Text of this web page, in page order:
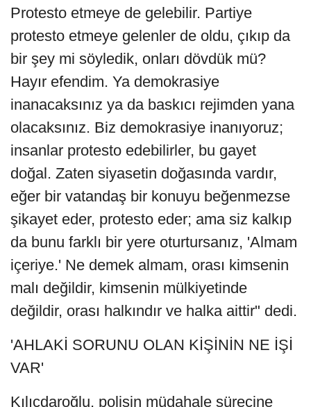
Protesto etmeye de gelebilir. Partiye
protesto etmeye gelenler de oldu, çıkıp da
bir şey mi söyledik, onları dövdük mü?
Hayır efendim. Ya demokrasiye
inanacaksınız ya da baskıcı rejimden yana
olacaksınız. Biz demokrasiye inanıyoruz;
insanlar protesto edebilirler, bu gayet
doğal. Zaten siyasetin doğasında vardır,
eğer bir vatandaş bir konuyu beğenmezse
şikayet eder, protesto eder; ama siz kalkıp
da bunu farklı bir yere oturtursanız, 'Almam
içeriye.' Ne demek almam, orası kimsenin
malı değildir, kimsenin mülkiyetinde
değildir, orası halkındır ve halka aittir" dedi.
'AHLAKİ SORUNU OLAN KİŞİNİN NE İŞİ
VAR'
Kılıçdaroğlu, polisin müdahale sürecine